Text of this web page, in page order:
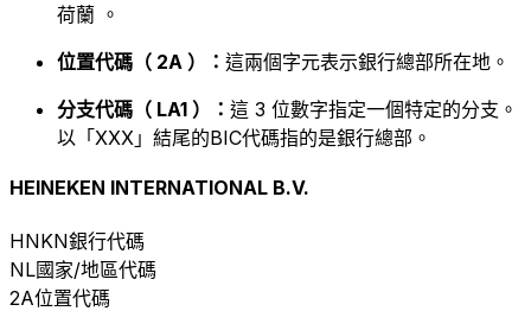
荷蘭 。
位置代碼（ 2A ）： 這兩個字元表示銀行總部所在地。
分支代碼（ LA1 ）： 這 3 位數字指定一個特定的分支。
以「XXX」結尾的BIC代碼指的是銀行總部。
HEINEKEN INTERNATIONAL B.V.
HNKN銀行代碼
NL國家/地區代碼
2A位置代碼